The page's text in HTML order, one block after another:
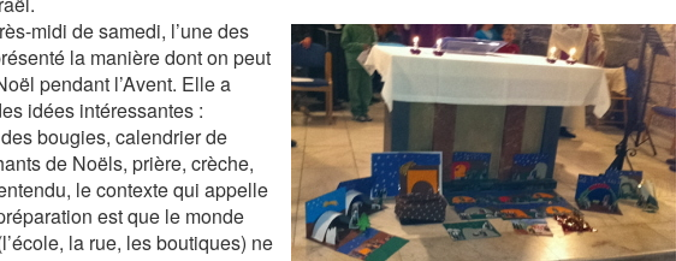
midi de samedi, l’une des
la manière dont on peut
pendant l’Avent. Elle a
idées intéressantes :
bougies, calendrier de
de Noëls, prière, crèche,
le contexte qui appelle
est que le monde
la rue, les boutiques) ne